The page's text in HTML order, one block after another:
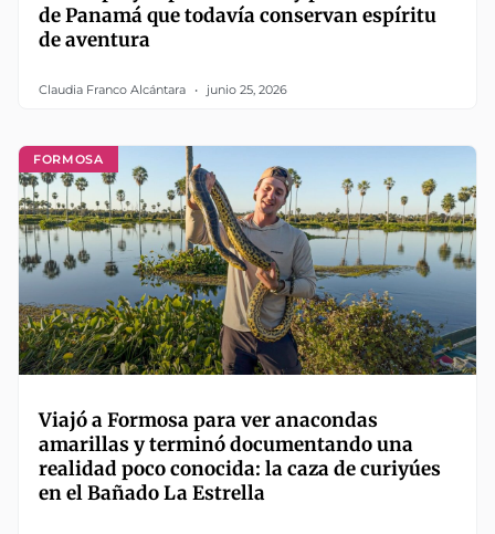
de Panamá que todavía conservan espíritu
de aventura
Claudia Franco Alcántara junio 25, 2026
FORMOSA
Viajó a Formosa para ver anacondas
amarillas y terminó documentando una
realidad poco conocida: la caza de curiyúes
en el Bañado La Estrella